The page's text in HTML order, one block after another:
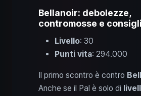
Bellanoir: debolezze,
contromosse e consigli
Livello: 30
Punti vita: 294.000
Il primo scontro è contro
Anche se il Pal è solo di